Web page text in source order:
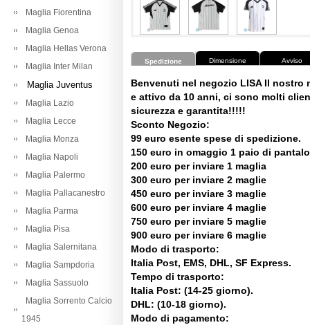
Maglia Fiorentina
Maglia Genoa
Maglia Hellas Verona
Maglia Inter Milan
Maglia Juventus
Maglia Lazio
Maglia Lecce
Maglia Monza
Maglia Napoli
Maglia Palermo
Maglia Pallacanestro
Maglia Parma
Maglia Pisa
Maglia Salernitana
Maglia Sampdoria
Maglia Sassuolo
Maglia Sorrento Calcio
1945
Spedizione Dimensione Avviso
Benvenuti nel negozio LISA Il nostro
e attivo da 10 anni, ci sono molti
sicurezza e garantita!!!!!
Sconto Negozio:
99 euro esente spese di spedizione.
150 euro in omaggio 1 paio di
200 euro per inviare 1 maglia
300 euro per inviare 2 maglie
450 euro per inviare 3 maglie
600 euro per inviare 4 maglie
750 euro per inviare 5 maglie
900 euro per inviare 6 maglie
Modo di trasporto:
Italia Post, EMS, DHL, SF Express.
Tempo di trasporto:
Italia Post: (14-25 giorno).
DHL: (10-18 giorno).
Modo di pagamento: